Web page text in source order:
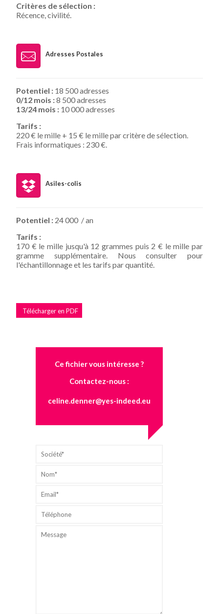
Critères de sélection :
Récence, civilité.
Adresses Postales
Potentiel : 18 500 adresses
0/12 mois :8 500 adresses
13/24 mois : 10 000 adresses
Tarifs :
220 € le mille + 15 € le mille par critère de sélection.
Frais informatiques : 230 €.
Asiles-colis
Potentiel : 24 000 / an
Tarifs :
170 € le mille jusqu'à 12 grammes puis 2 € le mille par
gramme supplémentaire. Nous consulter pour
l'échantillonnage et les tarifs par quantité.
Télécharger en PDF
Ce fichier vous intéresse ?
Contactez-nous :
celine.denner@yes-indeed.eu